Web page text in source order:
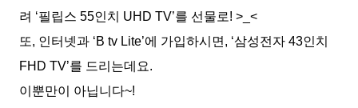
려 ‘필립스 55인치 UHD TV’를 선물로! >_<
또, 인터넷과 ‘B tv Lite’에 가입하시면, ‘삼성전자 43인치
FHD TV’를 드리는데요.
이뿐만이 아닙니다~!